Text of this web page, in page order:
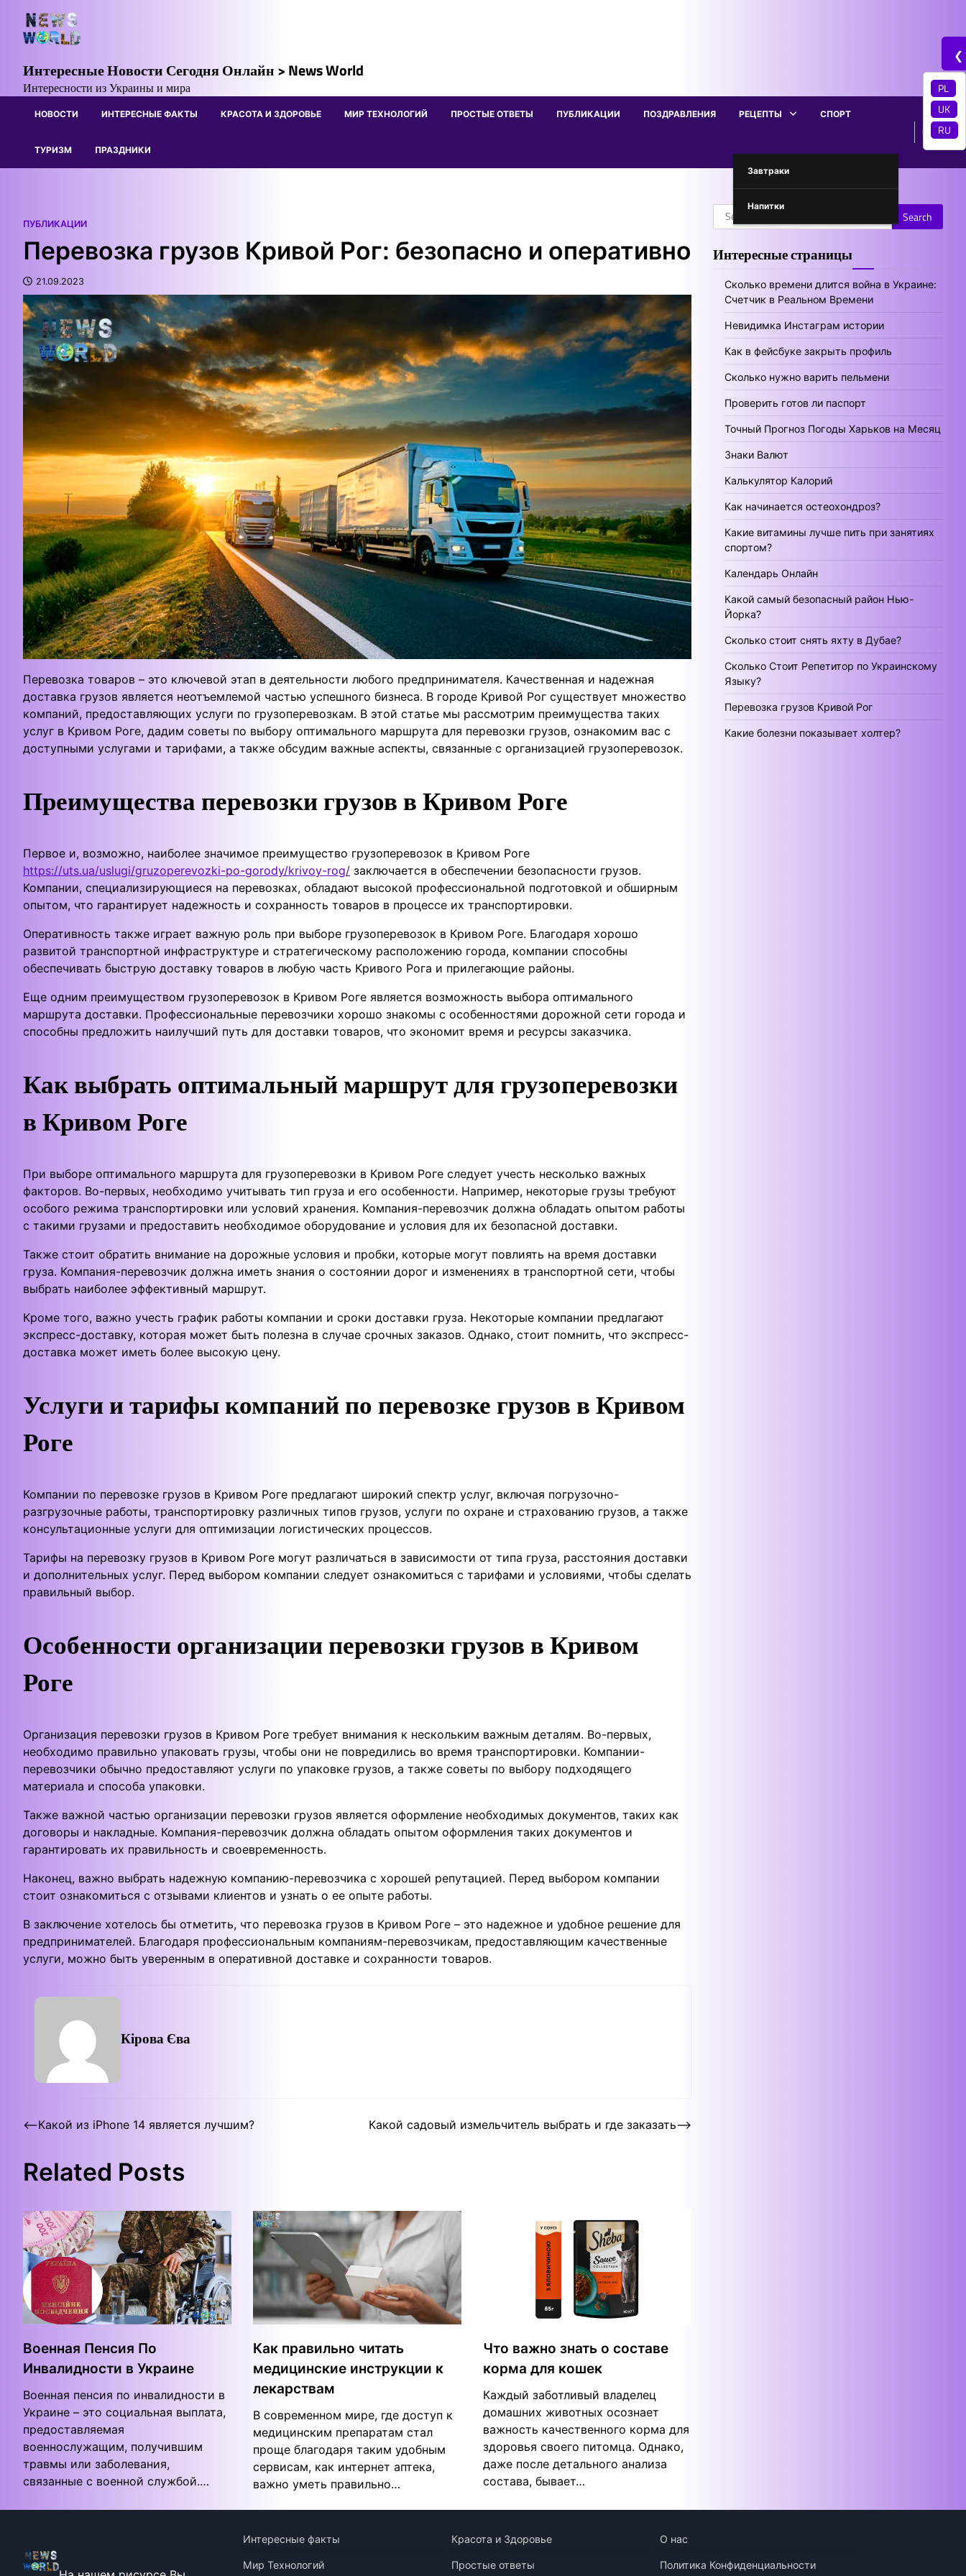
content
Интересные Новости Сегодня Онлайн > News World
Интересности из Украины и мира
НОВОСТИ ИНТЕРЕСНЫЕ ФАКТЫ КРАСОТА И ЗДОРОВЬЕ МИР ТЕХНОЛОГИЙ ПРОСТЫЕ ОТВЕТЫ ПУБЛИКАЦИИ ПОЗДРАВЛЕНИЯ РЕЦЕПТЫ
Завтраки
Напитки
СПОРТ
ТУРИЗМ ПРАЗДНИКИ
ПУБЛИКАЦИИ
Перевозка грузов Кривой Рог: безопасно и оперативно
21.09.2023
Перевозка товаров – это ключевой этап в деятельности любого предпринимателя. Качественная и надежная
доставка грузов является неотъемлемой частью успешного бизнеса. В городе Кривой Рог существует множество
компаний, предоставляющих услуги по грузоперевозкам. В этой статье мы рассмотрим преимущества таких
услуг в Кривом Роге, дадим советы по выбору оптимального маршрута для перевозки грузов, ознакомим вас с
доступными услугами и тарифами, а также обсудим важные аспекты, связанные с организацией грузоперевозок.
Преимущества перевозки грузов в Кривом Роге
Первое и, возможно, наиболее значимое преимущество грузоперевозок в Кривом Роге
https://uts.ua/uslugi/gruzoperevozki-po-gorody/krivoy-rog/ заключается в обеспечении безопасности грузов.
Компании, специализирующиеся на перевозках, обладают высокой профессиональной подготовкой и обширным
опытом, что гарантирует надежность и сохранность товаров в процессе их транспортировки.
Оперативность также играет важную роль при выборе грузоперевозок в Кривом Роге. Благодаря хорошо
развитой транспортной инфраструктуре и стратегическому расположению города, компании способны
обеспечивать быструю доставку товаров в любую часть Кривого Рога и прилегающие районы.
Еще одним преимуществом грузоперевозок в Кривом Роге является возможность выбора оптимального
маршрута доставки. Профессиональные перевозчики хорошо знакомы с особенностями дорожной сети города и
способны предложить наилучший путь для доставки товаров, что экономит время и ресурсы заказчика.
Как выбрать оптимальный маршрут для грузоперевозки
в Кривом Роге
При выборе оптимального маршрута для грузоперевозки в Кривом Роге следует учесть несколько важных
факторов. Во-первых, необходимо учитывать тип груза и его особенности. Например, некоторые грузы требуют
особого режима транспортировки или условий хранения. Компания-перевозчик должна обладать опытом работы
с такими грузами и предоставить необходимое оборудование и условия для их безопасной доставки.
Также стоит обратить внимание на дорожные условия и пробки, которые могут повлиять на время доставки
груза. Компания-перевозчик должна иметь знания о состоянии дорог и изменениях в транспортной сети, чтобы
выбрать наиболее эффективный маршрут.
Кроме того, важно учесть график работы компании и сроки доставки груза. Некоторые компании предлагают
экспресс-доставку, которая может быть полезна в случае срочных заказов. Однако, стоит помнить, что экспресс-
доставка может иметь более высокую цену.
Услуги и тарифы компаний по перевозке грузов в Кривом
Роге
Компании по перевозке грузов в Кривом Роге предлагают широкий спектр услуг, включая погрузочно-
разгрузочные работы, транспортировку различных типов грузов, услуги по охране и страхованию грузов, а также
консультационные услуги для оптимизации логистических процессов.
Тарифы на перевозку грузов в Кривом Роге могут различаться в зависимости от типа груза, расстояния доставки
и дополнительных услуг. Перед выбором компании следует ознакомиться с тарифами и условиями, чтобы сделать
правильный выбор.
Особенности организации перевозки грузов в Кривом
Роге
Организация перевозки грузов в Кривом Роге требует внимания к нескольким важным деталям. Во-первых,
необходимо правильно упаковать грузы, чтобы они не повредились во время транспортировки. Компании-
перевозчики обычно предоставляют услуги по упаковке грузов, а также советы по выбору подходящего
материала и способа упаковки.
Также важной частью организации перевозки грузов является оформление необходимых документов, таких как
договоры и накладные. Компания-перевозчик должна обладать опытом оформления таких документов и
гарантировать их правильность и своевременность.
Наконец, важно выбрать надежную компанию-перевозчика с хорошей репутацией. Перед выбором компании
стоит ознакомиться с отзывами клиентов и узнать о ее опыте работы.
В заключение хотелось бы отметить, что перевозка грузов в Кривом Роге – это надежное и удобное решение для
предпринимателей. Благодаря профессиональным компаниям-перевозчикам, предоставляющим качественные
услуги, можно быть уверенным в оперативной доставке и сохранности товаров.
Кірова Єва
Post
⟵Какой из iPhone 14 является лучшим? Какой садовый измельчитель выбрать и где заказать⟶
Related Posts
Военная Пенсия По
Инвалидности в Украине
Военная пенсия по инвалидности в
Украине – это социальная выплата,
предоставляемая
военнослужащим, получившим
травмы или заболевания,
связанные с военной службой.…
Как правильно читать
медицинские инструкции к
лекарствам
В современном мире, где доступ к
медицинским препаратам стал
проще благодаря таким удобным
сервисам, как интернет аптека,
важно уметь правильно…
Что важно знать о составе
корма для кошек
Каждый заботливый владелец
домашних животных осознает
важность качественного корма для
здоровья своего питомца. Однако,
даже после детального анализа
состава, бывает…
Search
for:
Интересные страницы
Сколько времени длится война в Украине:
Счетчик в Реальном Времени
Невидимка Инстаграм истории
Как в фейсбуке закрыть профиль
Сколько нужно варить пельмени
Проверить готов ли паспорт
Точный Прогноз Погоды Харьков на Месяц
Знаки Валют
Калькулятор Калорий
Как начинается остеохондроз?
Какие витамины лучше пить при занятиях
спортом?
Календарь Онлайн
Какой самый безопасный район Нью-
Йорка?
Сколько стоит снять яхту в Дубае?
Сколько Стоит Репетитор по Украинскому
Языку?
Перевозка грузов Кривой Рог
Какие болезни показывает холтер?
Интересные факты
Мир Технологий
Красота и Здоровье
Простые ответы
О нас
Политика Конфиденциальности
❮
PL
UK
RU